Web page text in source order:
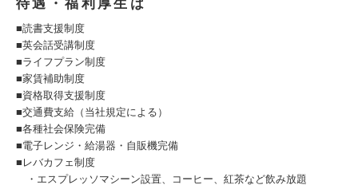
待遇・福利厚生は
■読書支援制度
■英会話受講制度
■ライフプラン制度
■家賃補助制度
■資格取得支援制度
■交通費支給（当社規定による）
■各種社会保険完備
■電子レンジ・給湯器・自販機完備
■レバカフェ制度
・エスプレッソマシーン設置、コーヒー、紅茶など飲み放題